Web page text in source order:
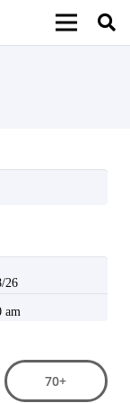
70+